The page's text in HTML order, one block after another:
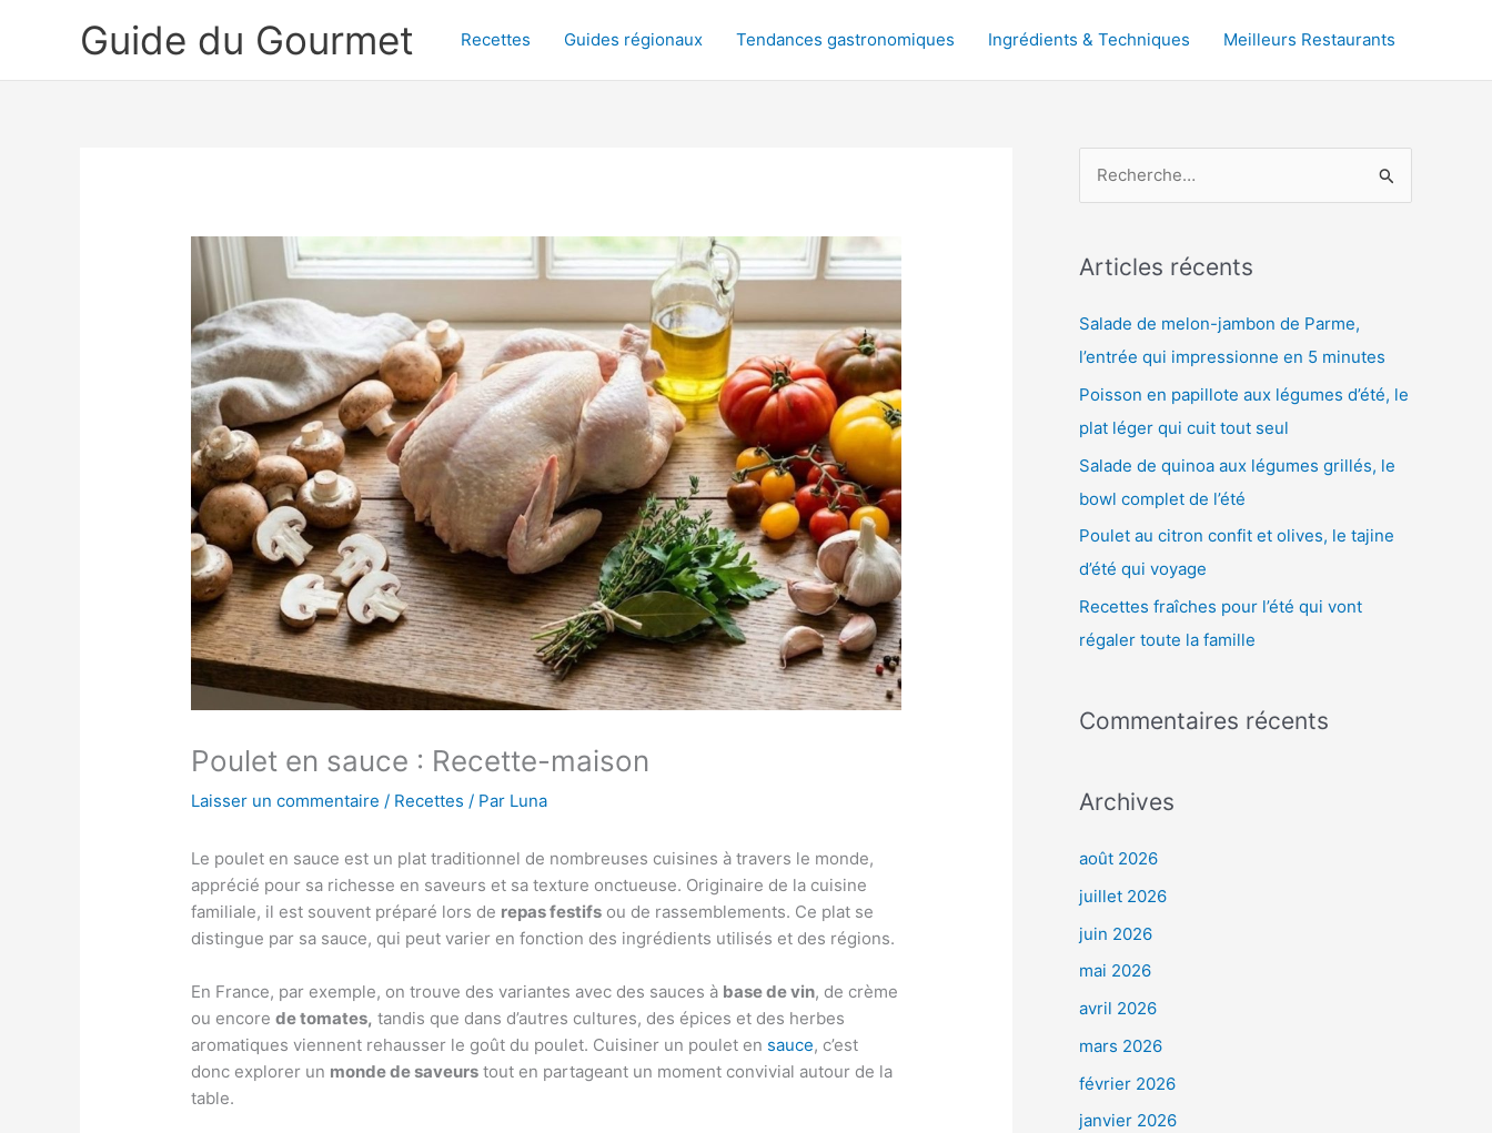
Guide du Gourmet Recettes Guides régionaux Tendances gastronomiques Ingrédients & Techniques Meilleurs Restaurants
Poulet en sauce : Recette-maison
Laisser un commentaire / Recettes / Par Luna
Le poulet en sauce est un plat traditionnel de nombreuses cuisines à travers le monde,
apprécié pour sa richesse en saveurs et sa texture onctueuse. Originaire de la cuisine
familiale, il est souvent préparé lors de repas festifs ou de rassemblements. Ce plat se
distingue par sa sauce, qui peut varier en fonction des ingrédients utilisés et des régions.
En France, par exemple, on trouve des variantes avec des sauces à base de vin, de crème
ou encorede tomates, tandis que dans d’autres cultures, des épices et des herbes
aromatiques viennent rehausser le goût du poulet. Cuisiner un poulet en sauce, c’est
donc explorer un monde de saveurs tout en partageant un moment convivial autour de la
table.
h
r
c
h
e
r
:
Articles récents
Salade de melon-jambon de Parme,
l’entrée qui impressionne en 5 minutes
Poisson en papillote aux légumes d’été, le
plat léger qui cuit tout seul
Salade de quinoa aux légumes grillés, le
bowl complet de l’été
Poulet au citron confit et olives, le tajine
d’été qui voyage
Recettes fraîches pour l’été qui vont
régaler toute la famille
Commentaires récents
Archives
août 2026
juillet 2026
juin 2026
mai 2026
avril 2026
mars 2026
février 2026
janvier 2026